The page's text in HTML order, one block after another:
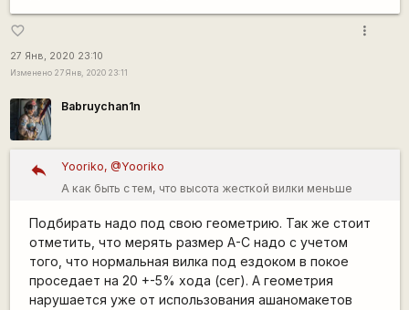
favorite_border
27 Янв, 2020 23:10
Изменено 27 Янв, 2020 23:11
more_vert
Babruychan1n
Yooriko, @Yooriko
А как быть с тем, что высота жесткой вилки меньше
каретка опускается.
Подбирать надо под свою геометрию. Так же стоит
отметить, что мерять размер A-C надо с учетом
того, что нормальная вилка под ездоком в покое
проседает на 20 +-5% хода (сег). А геометрия
нарушается уже от использования ашаномакетов